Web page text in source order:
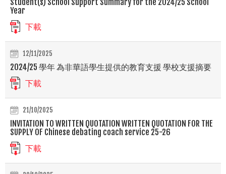
Year
下載
12/11/2025
2024/25 學年 為非華語學生提供的教育支援 學校支援摘要
下載
21/10/2025
INVITATION TO WRITTEN QUOTATION WRITTEN QUOTATION FOR THE
SUPPLY OF Chinese debating coach service 25-26
下載